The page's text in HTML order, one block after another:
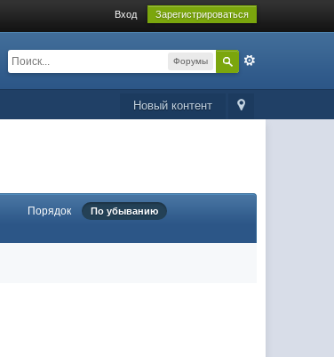
Вход Зарегистрироваться
Форумы
Новый контент
Порядок
По убыванию